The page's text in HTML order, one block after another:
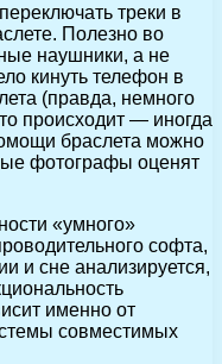
треки в
Полезно во
наушники, а не
кинуть телефон в
(правда, немного
происходит — иногда
браслета можно
фотографы оценят
«умного»
софта,
и сне анализируется,
именно от
совместимых